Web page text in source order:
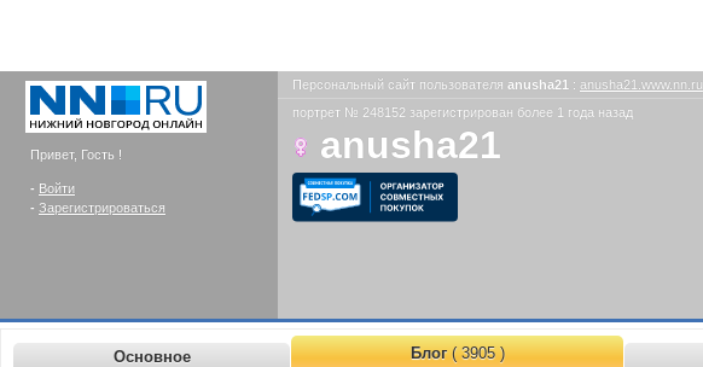
Привет, Гость !
- Войти
- Зарегистрироваться
Персональный сайт пользователя anusha21 : anusha21.www.nn.ru
портрет № 248152 зарегистрирован более 1 года назад
anusha21
Основное Блог( 3905 )